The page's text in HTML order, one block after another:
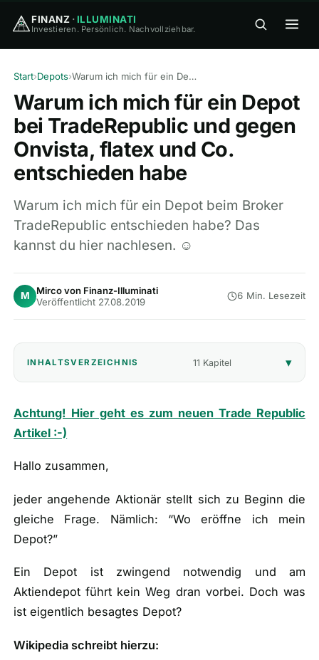
FINANZ · ILLUMINATI
Investieren. Persönlich. Nachvollziehbar.
FINANZ·ILLUMINATI
🏠 Home
🎓Wissen
🛠 Tools
🎁Empfehlungen ▾
📰Artikel
Wie finanziert sich diese Seite?
Start›Depots› Warum ich mich für ein Depot bei TradeRepublic und gegen Onvista, flatex und Co. entschieden habe
Warum ich mich für ein Depot
bei TradeRepublic und gegen
Onvista, flatex und Co.
entschieden habe
Warum ich mich für ein Depot beim Broker
TradeRepublic entschieden habe? Das
kannst du hier nachlesen. ☺
M
Mirco von Finanz-Illuminati
Veröffentlicht 27.08.2019
6 Min. Lesezeit
INHALTSVERZEICHNIS 11 Kapitel
Achtung! Hier geht es zum neuen Trade Republic
Artikel :-)
Hallo zusammen,
jeder angehende Aktionär stellt sich zu Beginn die
gleiche Frage. Nämlich: “Wo eröffne ich mein
Depot?”
Ein Depot ist zwingend notwendig und am
Aktiendepot führt kein Weg dran vorbei. Doch was
ist eigentlich besagtes Depot?
Wikipedia schreibt hierzu: